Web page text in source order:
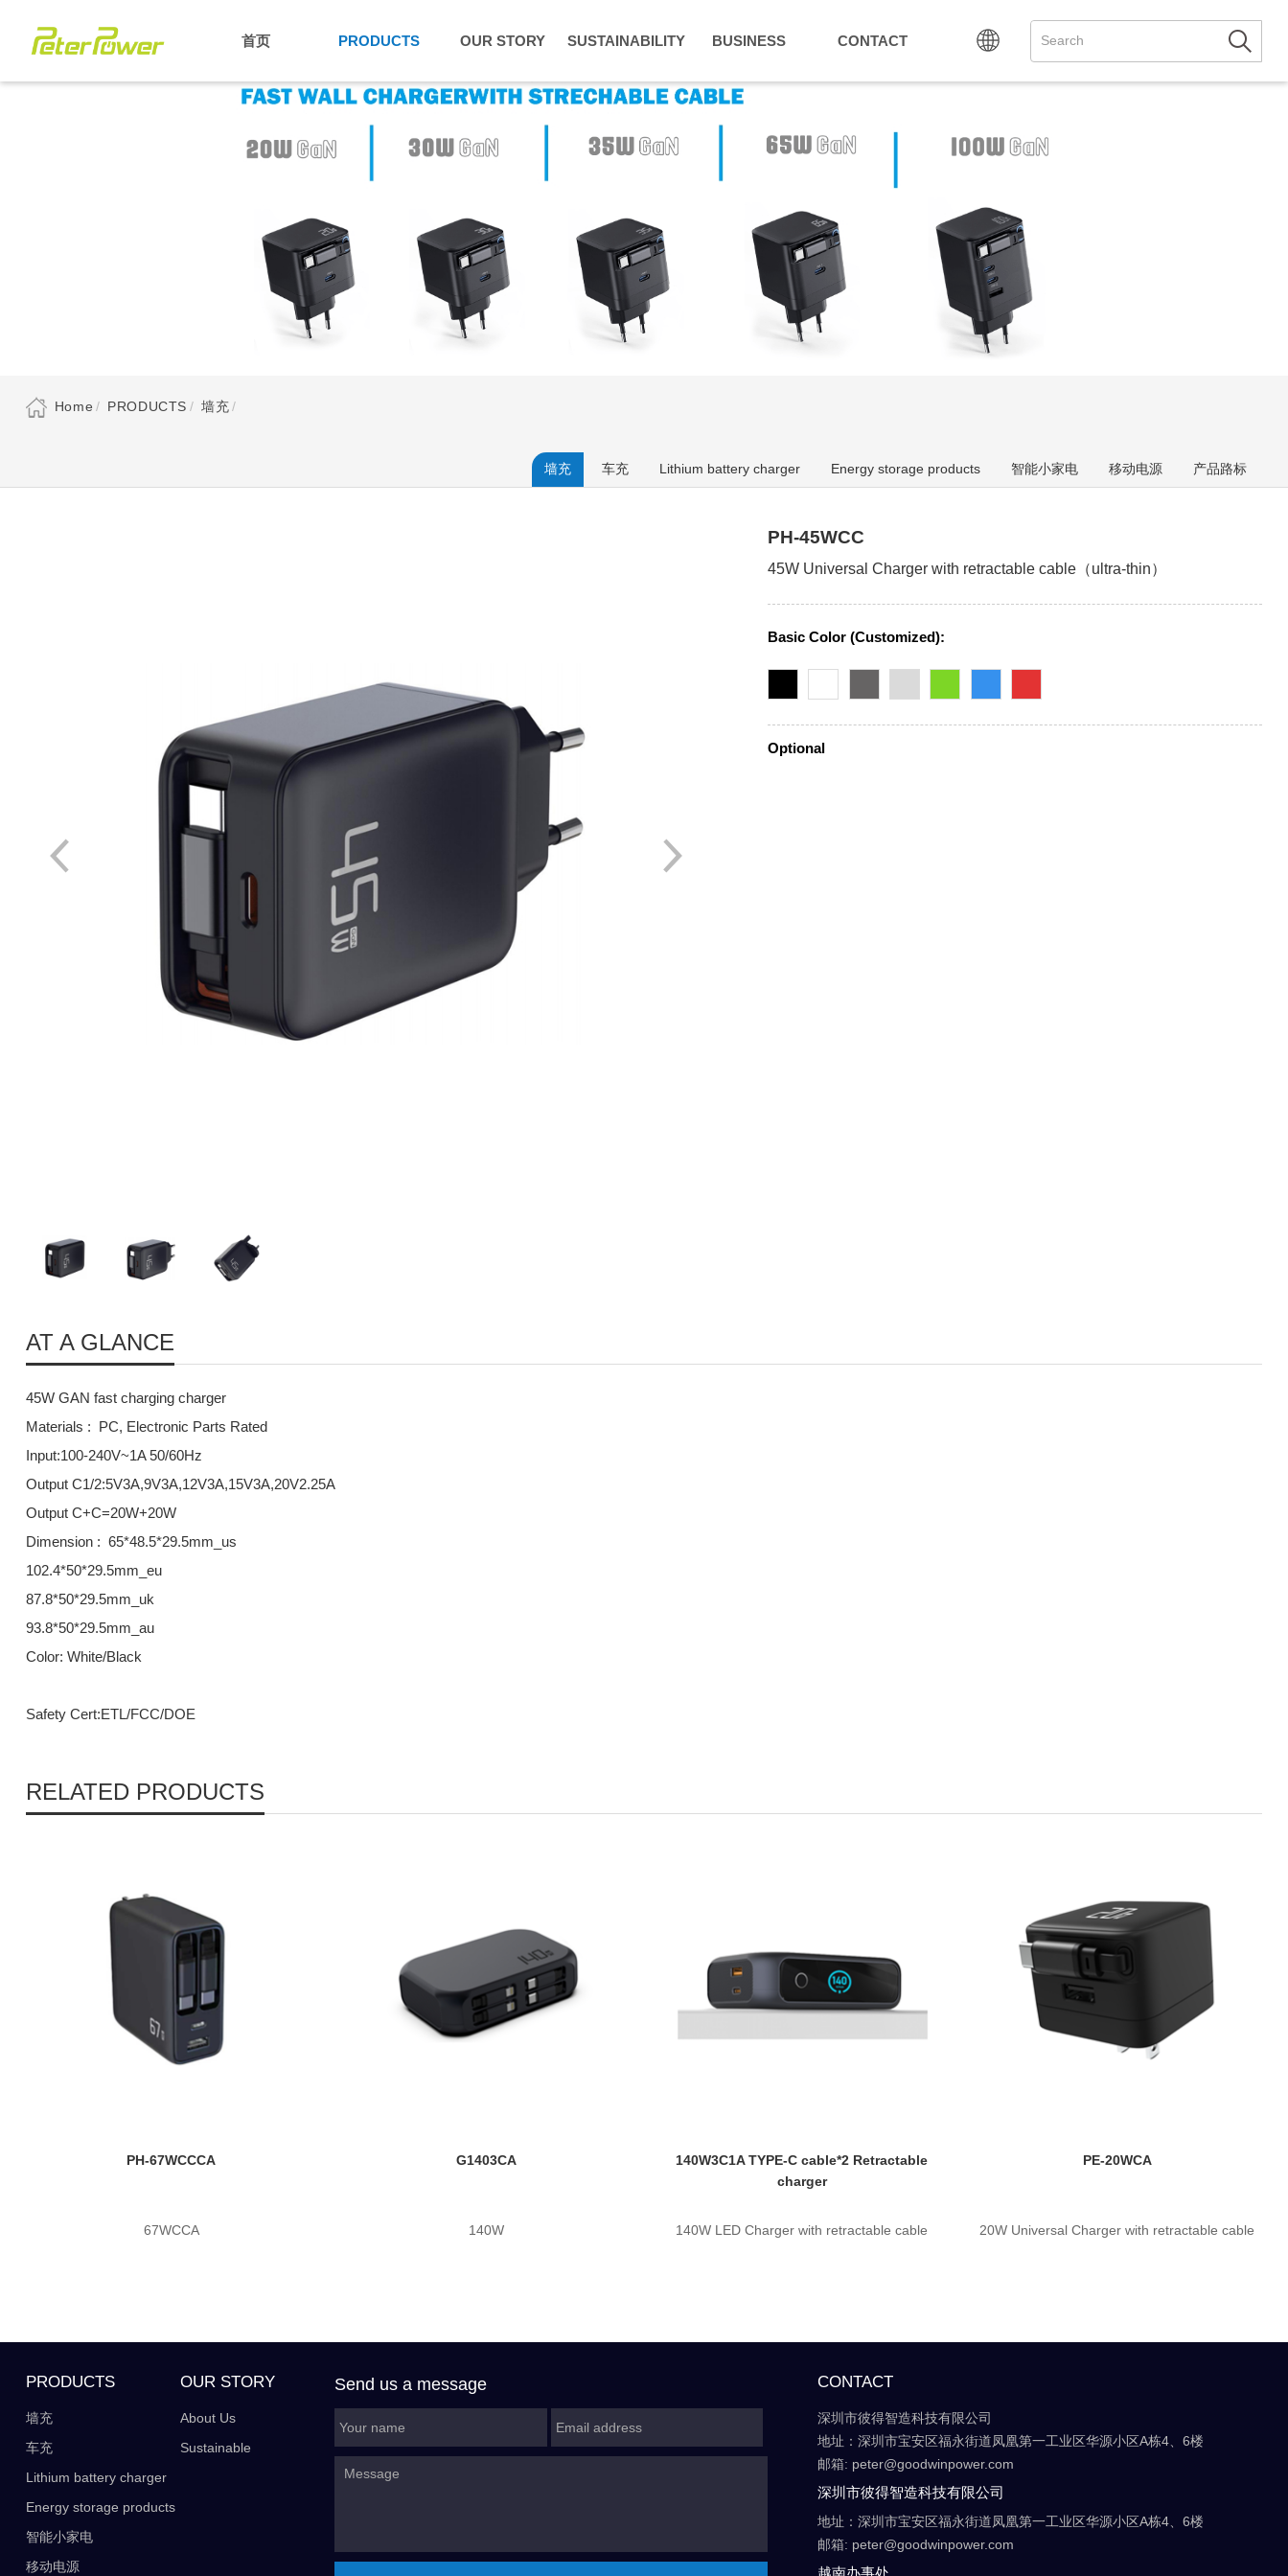
首页 PRODUCTS OUR STORY SUSTAINABILITY BUSINESS CONTACT
Home PRODUCTS 墙充
墙充 车充 Lithium battery charger Energy storage products 智能小家电 移动电源 产品路标
PH-45WCC
45W Universal Charger with retractable cable（ultra-thin）
Basic Color (Customized):
Optional
AT A GLANCE
45W GAN fast charging charger
Materials : PC, Electronic Parts Rated
Input:100-240V~1A 50/60Hz
Output C1/2:5V3A,9V3A,12V3A,15V3A,20V2.25A
Output C+C=20W+20W
Dimension : 65*48.5*29.5mm_us
102.4*50*29.5mm_eu
87.8*50*29.5mm_uk
93.8*50*29.5mm_au
Color: White/Black
Safety Cert:ETL/FCC/DOE
RELATED PRODUCTS
PH-67WCCCA
67WCCA
G1403CA
140W
140W3C1A TYPE-C cable*2 Retractable
charger
140W LED Charger with retractable cable
PE-20WCA
20W Universal Charger with retractable cable
PRODUCTS
墙充
车充
Lithium battery charger
Energy storage products
智能小家电
移动电源
OUR STORY
About Us
Sustainable
Send us a message CONTACT
深圳市彼得智造科技有限公司
地址：深圳市宝安区福永街道凤凰第一工业区华源小区A栋4、6楼
邮箱: peter@goodwinpower.com
深圳市彼得智造科技有限公司
地址：深圳市宝安区福永街道凤凰第一工业区华源小区A栋4、6楼
邮箱: peter@goodwinpower.com